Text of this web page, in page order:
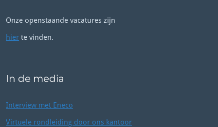
Onze openstaande vacatures zijn
hier te vinden.
In de media
Interview met Eneco
Virtuele rondleiding door ons kantoor